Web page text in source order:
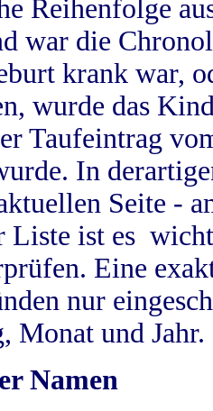
Reihenfolge
war die
krank war,
wurde das
Taufeintrag
In
Seite -
Liste ist es
Eine
nur
Monat und Jahr.
Namen